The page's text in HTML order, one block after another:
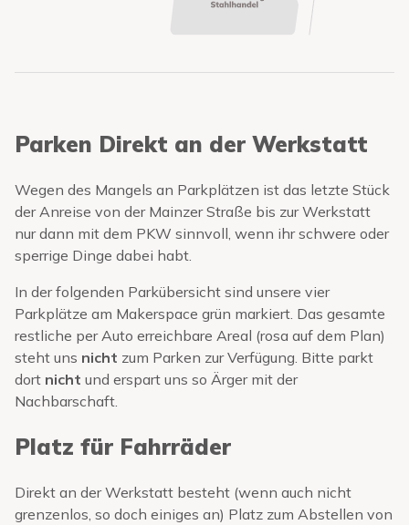
Parken Direkt an der Werkstatt
Wegen des Mangels an Parkplätzen ist das letzte Stück
der Anreise von der Mainzer Straße bis zur Werkstatt
nur dann mit dem PKW sinnvoll, wenn ihr schwere oder
sperrige Dinge dabei habt.
In der folgenden Parkübersicht sind unsere vier
Parkplätze am Makerspace grün markiert. Das gesamte
restliche per Auto erreichbare Areal (rosa auf dem Plan)
steht uns nicht zum Parken zur Verfügung. Bitte parkt
dort nicht und erspart uns so Ärger mit der
Nachbarschaft.
Platz für Fahrräder
Direkt an der Werkstatt besteht (wenn auch nicht
grenzenlos, so doch einiges an) Platz zum Abstellen von